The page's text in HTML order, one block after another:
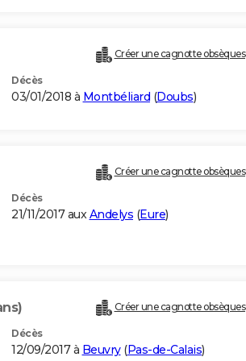
Créer une cagnotte obsèques
Décès
03/01/2018 à Montbéliard (Doubs)
Créer une cagnotte obsèques
Décès
21/11/2017 auxAndelys (Eure)
Créer une cagnotte obsèques
Décès
12/09/2017 à Beuvry(Pas-de-Calais)